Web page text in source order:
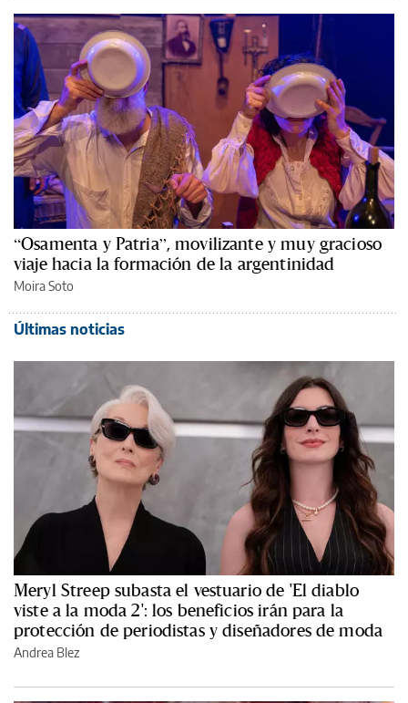
“Osamenta y Patria”, movilizante y muy gracioso
viaje hacia la formación de la argentinidad
Moira Soto
Últimas noticias
Meryl Streep subasta el vestuario de 'El diablo
viste a la moda 2': los beneficios irán para la
protección de periodistas y diseñadores de moda
Andrea Blez